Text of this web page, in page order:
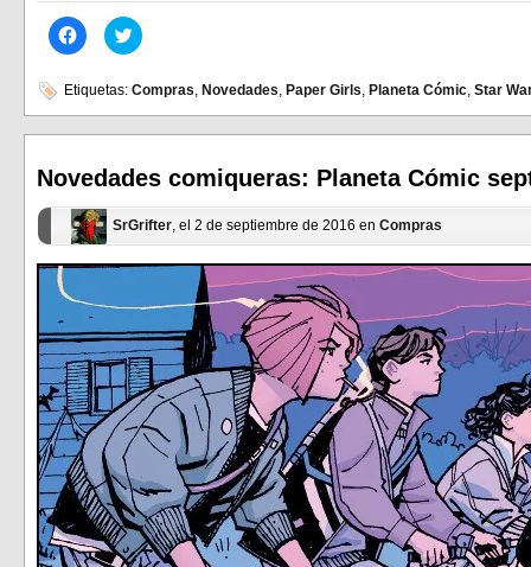
Haz
clic
en
Facebook
(Se
abre
ventana
nueva)
Haz
clic
en
Twitter
(Se
abre
ventana
nueva)
Etiquetas: Compras, Novedades, Paper Girls, Planeta Cómic, Star
Novedades comiqueras: Planeta Cómic
SrGrifter, el 2 de septiembre de 2016 en Compras